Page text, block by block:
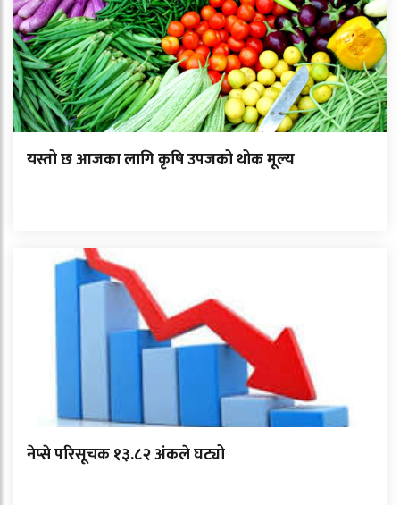
यस्तो छ आजका लागि कृषि उपजको थोक मूल्य
नेप्से परिसूचक १३.८२ अंकले घट्यो